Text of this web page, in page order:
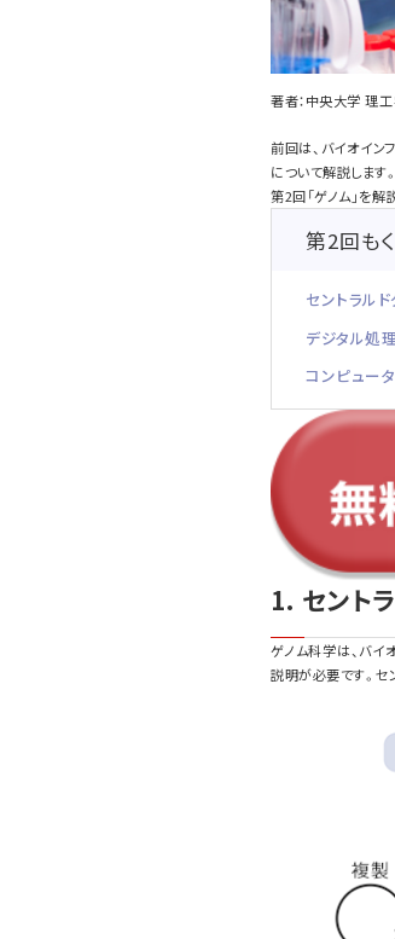
著者：中央大学
前回は、バイオイン
について解説します。
第2回「ゲノム」を解
第2回も
セントラル
デジタル処
コンピュー
1. セント
ゲノム科学は、バイ
説明が必要です。セ